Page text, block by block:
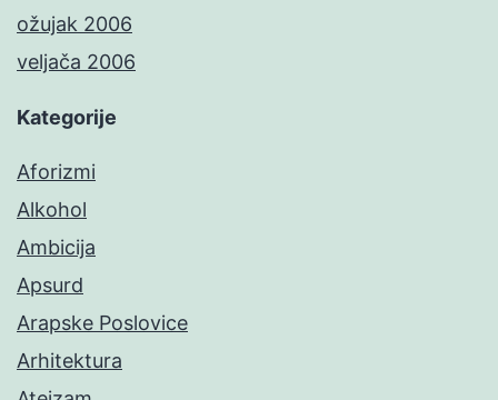
ožujak 2006
veljača 2006
Kategorije
Aforizmi
Alkohol
Ambicija
Apsurd
Arapske Poslovice
Arhitektura